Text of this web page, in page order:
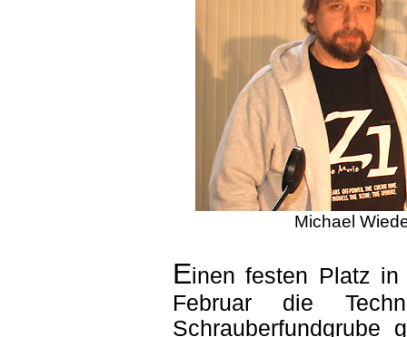
Michael
Einen festen Platz in
Februar die